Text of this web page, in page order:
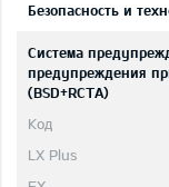
Безопасность и
Система
предупреждения
(BSD+RCTA)